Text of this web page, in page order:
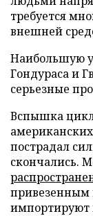
требуется
внешней
Наибольшую
Гондураса и
серьезные
Вспышка
пострадал
скончались.
привезенным
импортируют